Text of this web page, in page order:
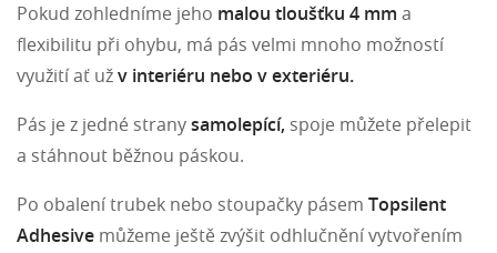
Pokud zohledníme jeho malou tloušťku 4 mm a
flexibilitu při ohybu, má pás velmi mnoho možností
využití ať užv interiéru nebo v exteriéru.
Pás je z jedné stranysamolepící, spoje můžete přelepit
a stáhnout běžnou páskou.
Po obalení trubek nebo stoupačky pásem Topsilent
Adhesive můžeme ještě zvýšit odhlučnění vytvořením